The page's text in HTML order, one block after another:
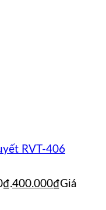
RVT-406
400.000₫Giá